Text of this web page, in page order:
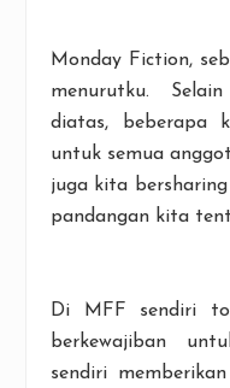
Monday Fiction,
menurutku.
diatas, beberapa
untuk semua
juga kita
pandangan kita
Di MFF sendiri
berkewajiban
sendiri